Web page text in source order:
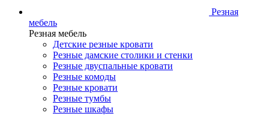
Резная
мебель
Резная мебель
Детские резные кровати
Резные дамские столики и стенки
Резные двуспальные кровати
Резные комоды
Резные кровати
Резные тумбы
Резные шкафы